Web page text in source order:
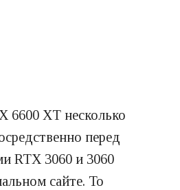
6600 XT несколько
перед
RTX 3060 и 3060
сайте. То